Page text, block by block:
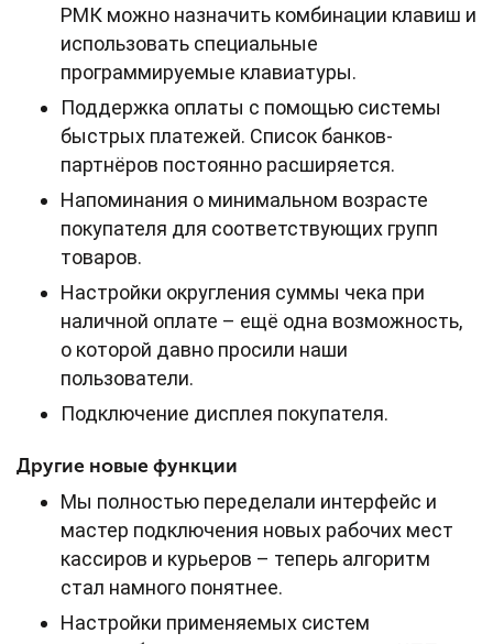
РМК можно назначить комбинации клавиш и
использовать специальные
программируемые клавиатуры.
Поддержка оплаты с помощью системы
быстрых платежей. Список банков-
партнёров постоянно расширяется.
Напоминания о минимальном возрасте
покупателя для соответствующих групп
товаров.
Настройки округления суммы чека при
наличной оплате – ещё одна возможность,
о которой давно просили наши
пользователи.
Подключение дисплея покупателя.
Другие новые функции
Мы полностью переделали интерфейс и
мастер подключения новых рабочих мест
кассиров и курьеров – теперь алгоритм
стал намного понятнее.
Настройки применяемых систем